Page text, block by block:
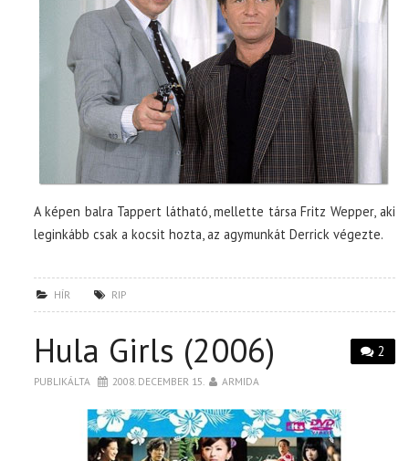
A képen balra Tappert látható, mellette társa Fritz Wepper, aki
leginkább csak a kocsit hozta, az agymunkát Derrick végezte.
HÍR RIP
2
Hula Girls (2006)
PUBLIKÁLTA 2008. DECEMBER 15. ARMIDA